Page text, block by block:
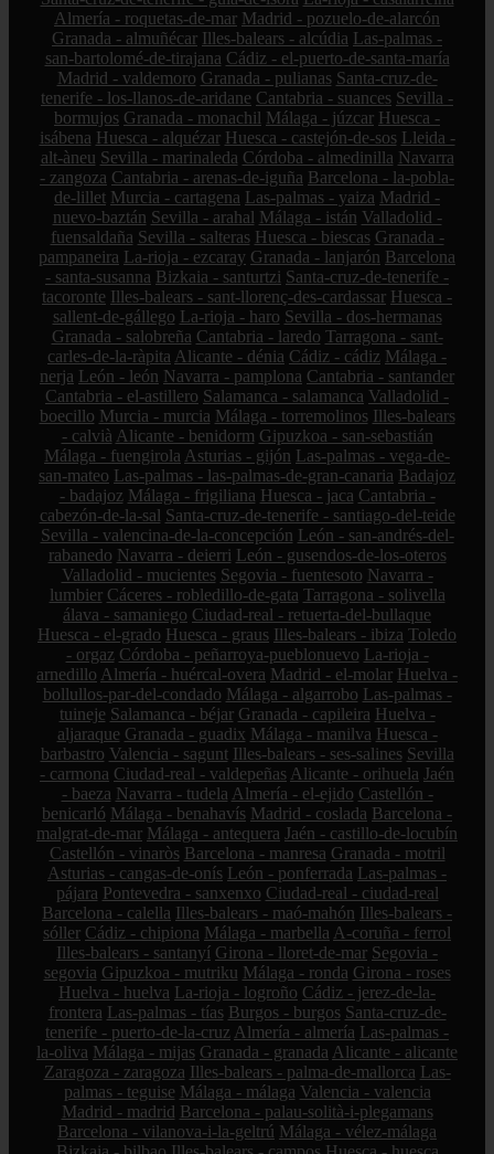
Almería - roquetas-de-mar Madrid - pozuelo-de-alarcón
Granada - almuñécar Illes-balears - alcúdia Las-palmas -
san-bartolomé-de-tirajana Cádiz - el-puerto-de-santa-maría
Madrid - valdemoro Granada - pulianas Santa-cruz-de-
tenerife - los-llanos-de-aridane Cantabria - suances Sevilla -
bormujos Granada - monachil Málaga - júzcar Huesca -
isábena Huesca - alquézar Huesca - castejón-de-sos Lleida -
alt-àneu Sevilla - marinaleda Córdoba - almedinilla Navarra
- zangoza Cantabria - arenas-de-iguña Barcelona - la-pobla-
de-lillet Murcia - cartagena Las-palmas - yaiza Madrid -
nuevo-baztán Sevilla - arahal Málaga - istán Valladolid -
fuensaldaña Sevilla - salteras Huesca - biescas Granada -
pampaneira La-rioja - ezcaray Granada - lanjarón Barcelona
- santa-susanna Bizkaia - santurtzi Santa-cruz-de-tenerife -
tacoronte Illes-balears - sant-llorenç-des-cardassar Huesca -
sallent-de-gállego La-rioja - haro Sevilla - dos-hermanas
Granada - salobreña Cantabria - laredo Tarragona - sant-
carles-de-la-ràpita Alicante - dénia Cádiz - cádiz Málaga -
nerja León - león Navarra - pamplona Cantabria - santander
Cantabria - el-astillero Salamanca - salamanca Valladolid -
boecillo Murcia - murcia Málaga - torremolinos Illes-balears
- calvià Alicante - benidorm Gipuzkoa - san-sebastián
Málaga - fuengirola Asturias - gijón Las-palmas - vega-de-
san-mateo Las-palmas - las-palmas-de-gran-canaria Badajoz
- badajoz Málaga - frigiliana Huesca - jaca Cantabria -
cabezón-de-la-sal Santa-cruz-de-tenerife - santiago-del-teide
Sevilla - valencina-de-la-concepción León - san-andrés-del-
rabanedo Navarra - deierri León - gusendos-de-los-oteros
Valladolid - mucientes Segovia - fuentesoto Navarra -
lumbier Cáceres - robledillo-de-gata Tarragona - solivella
álava - samaniego Ciudad-real - retuerta-del-bullaque
Huesca - el-grado Huesca - graus Illes-balears - ibiza Toledo
- orgaz Córdoba - peñarroya-pueblonuevo La-rioja -
arnedillo Almería - huércal-overa Madrid - el-molar Huelva -
bollullos-par-del-condado Málaga - algarrobo Las-palmas -
tuineje Salamanca - béjar Granada - capileira Huelva -
aljaraque Granada - guadix Málaga - manilva Huesca -
barbastro Valencia - sagunt Illes-balears - ses-salines Sevilla
- carmona Ciudad-real - valdepeñas Alicante - orihuela Jaén
- baeza Navarra - tudela Almería - el-ejido Castellón -
benicarló Málaga - benahavís Madrid - coslada Barcelona -
malgrat-de-mar Málaga - antequera Jaén - castillo-de-locubín
Castellón - vinaròs Barcelona - manresa Granada - motril
Asturias - cangas-de-onís León - ponferrada Las-palmas -
pájara Pontevedra - sanxenxo Ciudad-real - ciudad-real
Barcelona - calella Illes-balears - maó-mahón Illes-balears -
sóller Cádiz - chipiona Málaga - marbella A-coruña - ferrol
Illes-balears - santanyí Girona - lloret-de-mar Segovia -
segovia Gipuzkoa - mutriku Málaga - ronda Girona - roses
Huelva - huelva La-rioja - logroño Cádiz - jerez-de-la-
frontera Las-palmas - tías Burgos - burgos Santa-cruz-de-
tenerife - puerto-de-la-cruz Almería - almería Las-palmas -
la-oliva Málaga - mijas Granada - granada Alicante - alicante
Zaragoza - zaragoza Illes-balears - palma-de-mallorca Las-
palmas - teguise Málaga - málaga Valencia - valencia
Madrid - madrid Barcelona - palau-solità-i-plegamans
Barcelona - vilanova-i-la-geltrú Málaga - vélez-málaga